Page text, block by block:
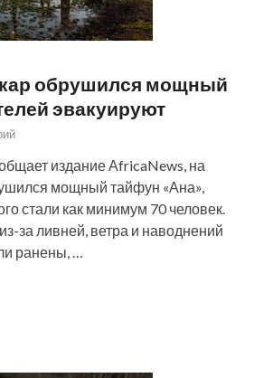
обрушился мощный
эвакуируют
издание АfricaNews, на
мощный тайфун «Ана»,
стали как минимум 70 человек.
за ливней, ветра и наводнений
ранены, …